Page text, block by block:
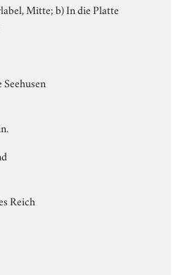
Mitte; b) In die Platte
Reich